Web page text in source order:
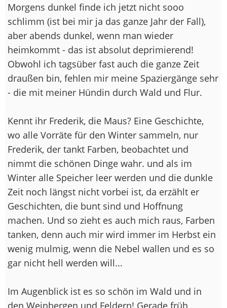
Morgens dunkel finde ich jetzt nicht sooo
schlimm (ist bei mir ja das ganze Jahr der Fall),
aber abends dunkel, wenn man wieder
heimkommt - das ist absolut deprimierend!
Obwohl ich tagsüber fast auch die ganze Zeit
draußen bin, fehlen mir meine Spaziergänge sehr
- die mit meiner Hündin durch Wald und Flur.
Kennt ihr Frederik, die Maus? Eine Geschichte,
wo alle Vorräte für den Winter sammeln, nur
Frederik, der tankt Farben, beobachtet und
nimmt die schönen Dinge wahr. und als im
Winter alle Speicher leer werden und die dunkle
Zeit noch längst nicht vorbei ist, da erzählt er
Geschichten, die bunt sind und Hoffnung
machen. Und so zieht es auch mich raus, Farben
tanken, denn auch mir wird immer im Herbst ein
wenig mulmig, wenn die Nebel wallen und es so
gar nicht hell werden will...
Im Augenblick ist es so schön im Wald und in
den Weinbergen und Feldern! Gerade früh